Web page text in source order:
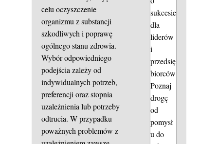
celu oczyszczenie
organizmu z substancji
szkodliwych i poprawę
ogólnego stanu zdrowia.
Wybór odpowiedniego
podejścia zależy od
indywidualnych potrzeb,
preferencji oraz stopnia
uzależnienia lub potrzeby
odtrucia. W przypadku
poważnych problemów z
sukcesie
dla
liderów
i
przedsię
biorców
Poznaj
drogę
od
pomysł
u do